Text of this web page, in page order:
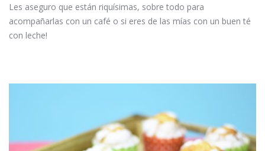
Les aseguro que están riquísimas, sobre todo para
acompañarlas con un café o si eres de las mías con un buen té
con leche!